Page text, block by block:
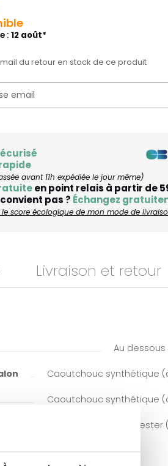
:12 août*
du retour en stock de ce produit
avant 11h expédiée le jour même)
en point relais à partir de
pas ? Échangez
le score écologique de mon mode de
Livraison et retour
Au
Caoutchouc synthétique
Caoutchouc synthétique